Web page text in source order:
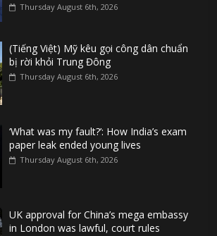
Thursday August 6th, 2026
(Tiếng Việt) Mỹ kêu gọi công dân chuẩn
bị rời khỏi Trung Đông
Thursday August 6th, 2026
‘What was my fault?’: How India’s exam
paper leak ended young lives
Thursday August 6th, 2026
UK approval for China’s mega embassy
in London was lawful, court rules